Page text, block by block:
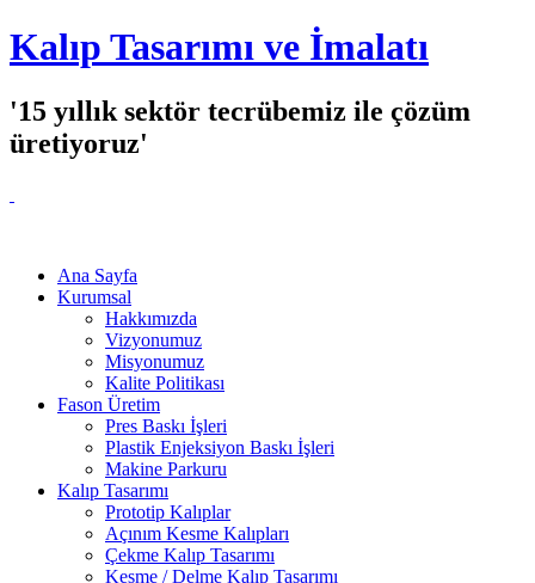
Kalıp Tasarımı ve İmalatı
'15 yıllık sektör tecrübemiz ile çözüm
üretiyoruz'
Ana Sayfa
Kurumsal
Hakkımızda
Vizyonumuz
Misyonumuz
Kalite Politikası
Fason Üretim
Pres Baskı İşleri
Plastik Enjeksiyon Baskı İşleri
Makine Parkuru
Kalıp Tasarımı
Prototip Kalıplar
Açınım Kesme Kalıpları
Çekme Kalıp Tasarımı
Kesme / Delme Kalıp Tasarımı